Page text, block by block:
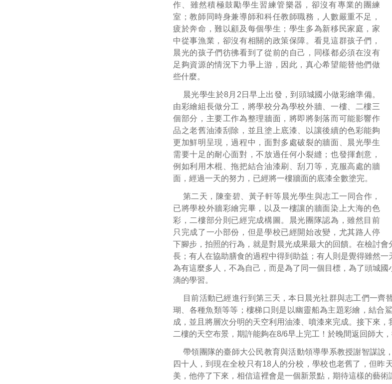
作、雖然積極鼓勵學生習練管樂器，卻沒有專業的團練
室；教師同時身兼導師和科任教師職務，人數嚴重不足，
疲於奔命，難以顧及每個學生；學生多為新移民家庭，家
中從事漁業，卻沒有相關的政策保障。看見這群孩子們，
晨光的孩子們彷彿看到了從前的自己，同樣都必須在沒有
足夠資源的情況下力爭上游，因此，真心希望能替他們做
些什麼。
晨光學生於8月2日早上出發，到頭城國小做彩繪準備。
由彩繪組長做分工，將學校分為學校外牆、一樓、二樓三
個部分，主要工作為整理牆面，將即將剝落而可能影響作
品之老舊油漆刮除，並且塗上底漆、以讓後續的色彩能夠
更加鮮明呈現，過程中，面對多處破裂的牆面、晨光學生
需要十足的耐心面對，不放過任何小裂縫；也發揮創意，
例如利用木棍、拖把結合油漆刷、刮刀等，克服高處的牆
面，經過一天的努力，已經將一樓牆面的底漆全數塗完。
第二天，陳奎碧、黃子軒等晨光學生與志工一同合作，
已將學校外牆彩繪完畢，以及一樓讓的牆面染上大海的色
彩，二樓部分則已經完成構圖。晨光團隊認為，雖然目前
只完成了一小部份，但是學校已經開始改變，尤其路人停
下腳步，拍照的行為，就是對晨光成果最大的回饋。在檢討
長；有人在協助膳食的過程中得到助益；有人則是覺得雖然
為有這麼多人，不為自己，而是為了同一個目標，為了頭城
滴的學習。
目前活動已經進行到第三天，本日晨光社群與志工們一
瑚、各種魚類等等；樓梯口則是以幽靈船為主題彩繪，結合
成，並且將層次分明的天空利用油漆、噴漆來完成。接下來
二樓的天空布景，期許能夠在8/6早上完工！於晚間返回師大
帶領團隊的臺師大公民教育與活動領導學系教授謝智謀說
四十人，到現在全校只有18人的分校，學校也老舊了，但昨
美，他停了下來，相信這裡會是一個新景點，期待這樣的藝術